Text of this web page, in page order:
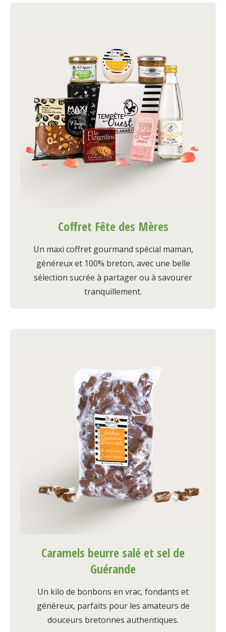
Coffret Fête des Mères
Un maxi coffret gourmand spécial maman,
généreux et 100% breton, avec une belle
sélection sucrée à partager ou à savourer
tranquillement.
Caramels beurre salé et sel de
Guérande
Un kilo de bonbons en vrac, fondants et
généreux, parfaits pour les amateurs de
douceurs bretonnes authentiques.